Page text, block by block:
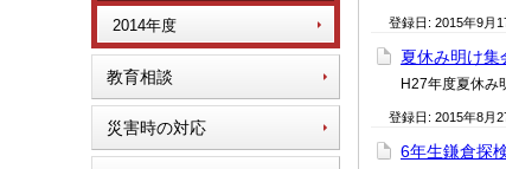
2014年度
教育相談
災害時の対応
登録日: 2015年9月
夏休み明け集
H27年度夏休み
登録日: 2015年8月
6年生鎌倉探